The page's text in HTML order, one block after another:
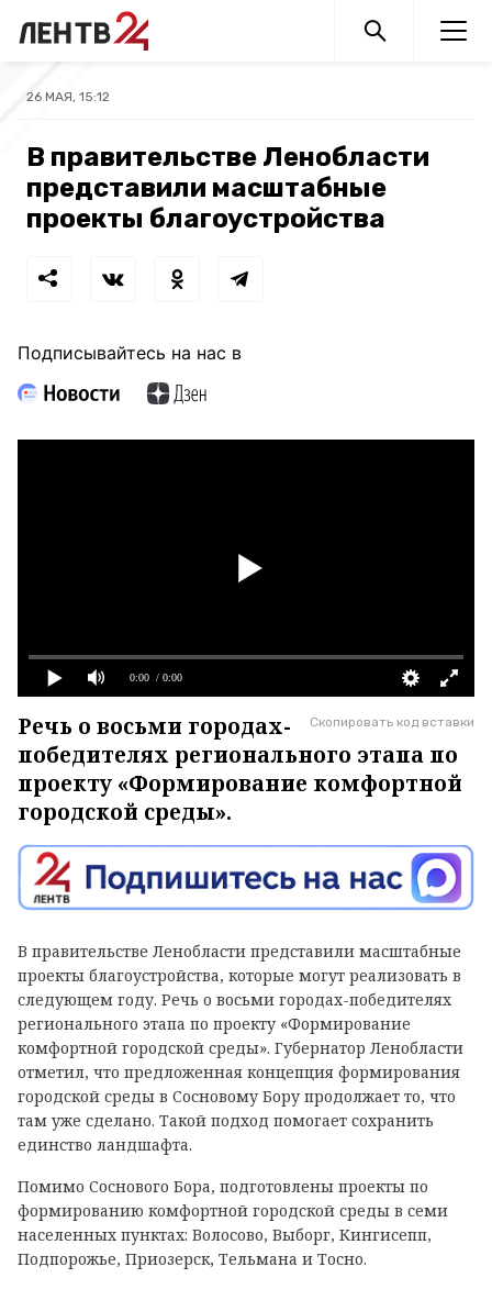
26 МАЯ, 15:12
В правительстве Ленобласти
представили масштабные
проекты благоустройства
Подписывайтесь на нас в
0:00 / 0:00
Скопировать код вставки
Речь о восьми городах-
победителях регионального этапа по
проекту «Формирование комфортной
городской среды».
В правительстве Ленобласти представили масштабные
проекты благоустройства, которые могут реализовать в
следующем году. Речь о восьми городах-победителях
регионального этапа по проекту «Формирование
комфортной городской среды». Губернатор Ленобласти
отметил, что предложенная концепция формирования
городской среды в Сосновому Бору продолжает то, что
там уже сделано. Такой подход помогает сохранить
единство ландшафта.
Помимо Соснового Бора, подготовлены проекты по
формированию комфортной городской среды в семи
населенных пунктах: Волосово, Выборг, Кингисепп,
Подпорожье, Приозерск, Тельмана и Тосно.